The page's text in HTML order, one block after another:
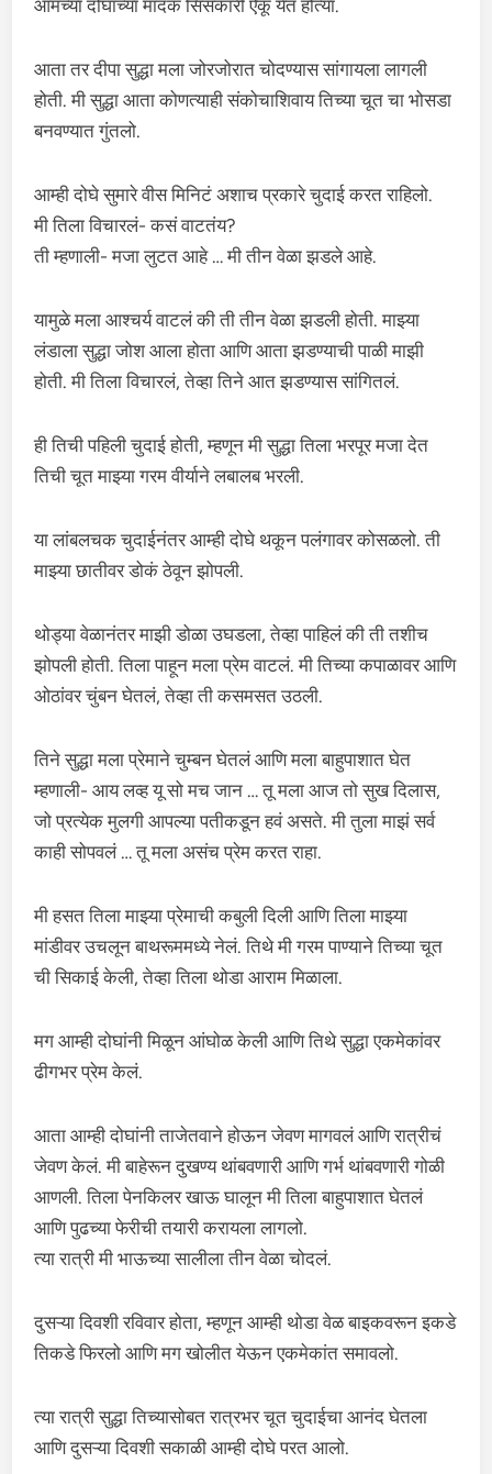
आमच्या दोघांच्या मादक सिसकारी ऐकू येत होत्या.
आता तर दीपा सुद्धा मला जोरजोरात चोदण्यास सांगायला लागली
होती. मी सुद्धा आता कोणत्याही संकोचाशिवाय तिच्या चूत चा भोसडा
बनवण्यात गुंतलो.
आम्ही दोघे सुमारे वीस मिनिटं अशाच प्रकारे चुदाई करत राहिलो.
मी तिला विचारलं- कसं वाटतंय?
ती म्हणाली- मजा लुटत आहे … मी तीन वेळा झडले आहे.
यामुळे मला आश्चर्य वाटलं की ती तीन वेळा झडली होती. माझ्या
लंडाला सुद्धा जोश आला होता आणि आता झडण्याची पाळी माझी
होती. मी तिला विचारलं, तेव्हा तिने आत झडण्यास सांगितलं.
ही तिची पहिली चुदाई होती, म्हणून मी सुद्धा तिला भरपूर मजा देत
तिची चूत माझ्या गरम वीर्याने लबालब भरली.
या लांबलचक चुदाईनंतर आम्ही दोघे थकून पलंगावर कोसळलो. ती
माझ्या छातीवर डोकं ठेवून झोपली.
थोड्या वेळानंतर माझी डोळा उघडला, तेव्हा पाहिलं की ती तशीच
झोपली होती. तिला पाहून मला प्रेम वाटलं. मी तिच्या कपाळावर आणि
ओठांवर चुंबन घेतलं, तेव्हा ती कसमसत उठली.
तिने सुद्धा मला प्रेमाने चुम्बन घेतलं आणि मला बाहुपाशात घेत
म्हणाली- आय लव्ह यू सो मच जान … तू मला आज तो सुख दिलास,
जो प्रत्येक मुलगी आपल्या पतीकडून हवं असते. मी तुला माझं सर्व
काही सोपवलं … तू मला असंच प्रेम करत राहा.
मी हसत तिला माझ्या प्रेमाची कबुली दिली आणि तिला माझ्या
मांडीवर उचलून बाथरूममध्ये नेलं. तिथे मी गरम पाण्याने तिच्या चूत
ची सिकाई केली, तेव्हा तिला थोडा आराम मिळाला.
मग आम्ही दोघांनी मिळून आंघोळ केली आणि तिथे सुद्धा एकमेकांवर
ढीगभर प्रेम केलं.
आता आम्ही दोघांनी ताजेतवाने होऊन जेवण मागवलं आणि रात्रीचं
जेवण केलं. मी बाहेरून दुखण्य थांबवणारी आणि गर्भ थांबवणारी गोळी
आणली. तिला पेनकिलर खाऊ घालून मी तिला बाहुपाशात घेतलं
आणि पुढच्या फेरीची तयारी करायला लागलो.
त्या रात्री मी भाऊच्या सालीला तीन वेळा चोदलं.
दुसऱ्या दिवशी रविवार होता, म्हणून आम्ही थोडा वेळ बाइकवरून इकडे
तिकडे फिरलो आणि मग खोलीत येऊन एकमेकांत समावलो.
त्या रात्री सुद्धा तिच्यासोबत रात्रभर चूत चुदाईचा आनंद घेतला
आणि दुसऱ्या दिवशी सकाळी आम्ही दोघे परत आलो.